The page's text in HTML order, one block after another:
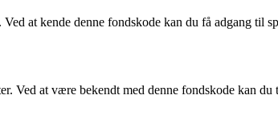
at kende denne fondskode kan du få adgang til
Ved at være bekendt med denne fondskode kan